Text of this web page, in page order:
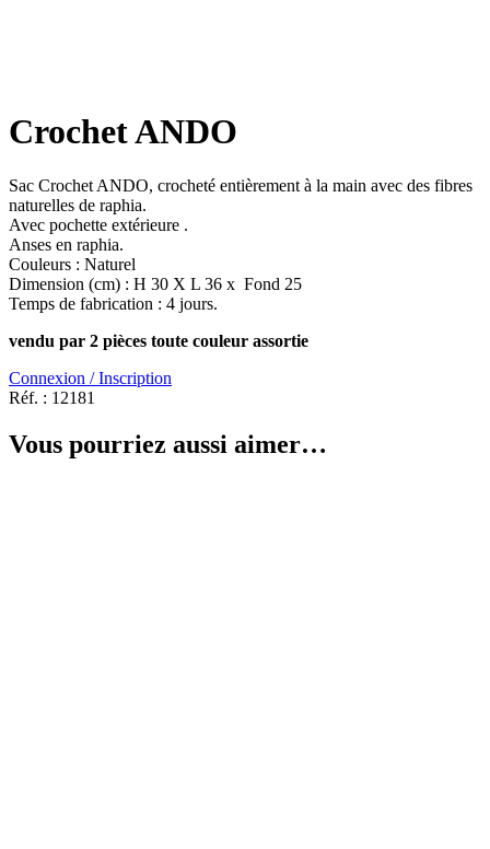
Crochet ANDO
Sac Crochet ANDO, crocheté entièrement à la main avec des fibres
naturelles de raphia.
Avec pochette extérieure .
Anses en raphia.
Couleurs : Naturel
Dimension (cm) : H 30 X L 36 x Fond 25
Temps de fabrication : 4 jours.
vendu par 2 pièces toute couleur assortie
Connexion / Inscription
Réf. : 12181
Vous pourriez aussi aimer…